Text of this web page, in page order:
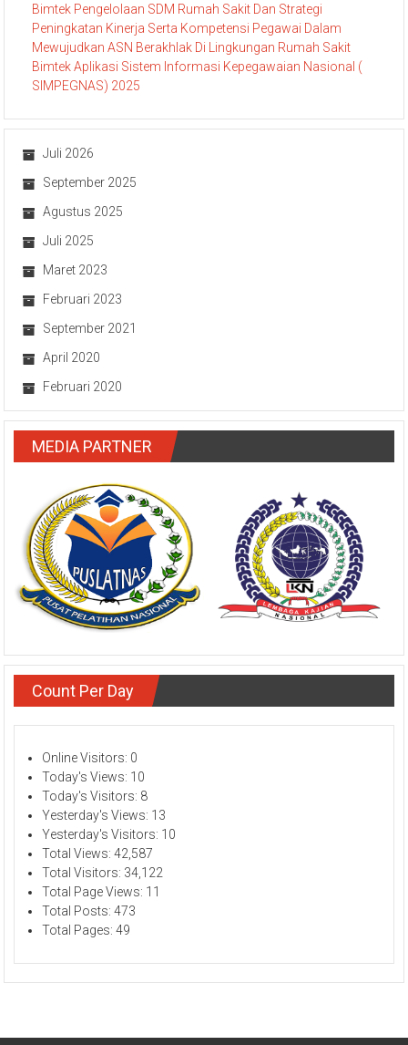
Bimtek Pengelolaan SDM Rumah Sakit Dan Strategi
Peningkatan Kinerja Serta Kompetensi Pegawai Dalam
Mewujudkan ASN Berakhlak Di Lingkungan Rumah Sakit
Bimtek Aplikasi Sistem Informasi Kepegawaian Nasional (
SIMPEGNAS) 2025
Juli 2026
September 2025
Agustus 2025
Juli 2025
Maret 2023
Februari 2023
September 2021
April 2020
Februari 2020
MEDIA PARTNER
Count Per Day
Online Visitors: 0
Today's Views: 10
Today's Visitors: 8
Yesterday's Views: 13
Yesterday's Visitors: 10
Total Views:42,587
Total Visitors: 34,122
Total Page Views: 11
Total Posts:473
Total Pages:49